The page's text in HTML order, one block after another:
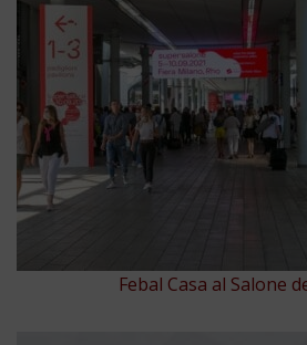
Febal Casa al Salone